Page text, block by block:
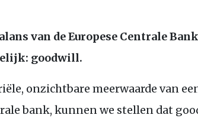
van de Europese Centrale
goodwill.
onzichtbare meerwaarde van
bank, kunnen we stellen dat